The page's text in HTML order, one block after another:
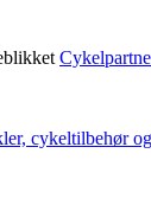
cykeltilbehør